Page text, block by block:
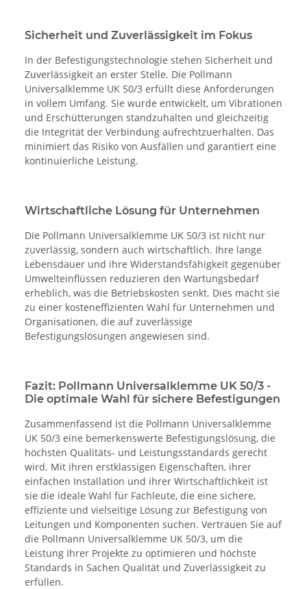
Sicherheit und Zuverlässigkeit im Fokus
In der Befestigungstechnologie stehen Sicherheit und
Zuverlässigkeit an erster Stelle. Die Pollmann
Universalklemme UK 50/3 erfüllt diese Anforderungen
in vollem Umfang. Sie wurde entwickelt, um Vibrationen
und Erschütterungen standzuhalten und gleichzeitig
die Integrität der Verbindung aufrechtzuerhalten. Das
minimiert das Risiko von Ausfällen und garantiert eine
kontinuierliche Leistung.
Wirtschaftliche Lösung für Unternehmen
Die Pollmann Universalklemme UK 50/3 ist nicht nur
zuverlässig, sondern auch wirtschaftlich. Ihre lange
Lebensdauer und ihre Widerstandsfähigkeit gegenüber
Umwelteinflüssen reduzieren den Wartungsbedarf
erheblich, was die Betriebskosten senkt. Dies macht sie
zu einer kosteneffizienten Wahl für Unternehmen und
Organisationen, die auf zuverlässige
Befestigungslösungen angewiesen sind.
Fazit: Pollmann Universalklemme UK 50/3 -
Die optimale Wahl für sichere Befestigungen
Zusammenfassend ist die Pollmann Universalklemme
UK 50/3 eine bemerkenswerte Befestigungslösung, die
höchsten Qualitäts- und Leistungsstandards gerecht
wird. Mit ihren erstklassigen Eigenschaften, ihrer
einfachen Installation und ihrer Wirtschaftlichkeit ist
sie die ideale Wahl für Fachleute, die eine sichere,
effiziente und vielseitige Lösung zur Befestigung von
Leitungen und Komponenten suchen. Vertrauen Sie auf
die Pollmann Universalklemme UK 50/3, um die
Leistung Ihrer Projekte zu optimieren und höchste
Standards in Sachen Qualität und Zuverlässigkeit zu
erfüllen.